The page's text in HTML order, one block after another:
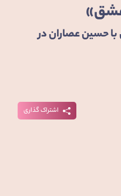
عشق»
حسین عصاران در
اشتراک گذاری